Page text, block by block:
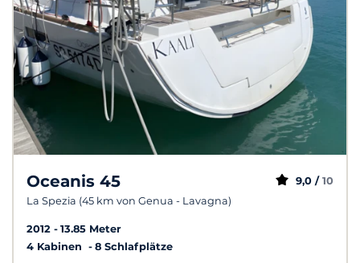
Oceanis 45
La Spezia (45 km von Genua - Lavagna)
9,0 / 10
2012
13.85 Meter
4 Kabinen
8 Schlafplätze